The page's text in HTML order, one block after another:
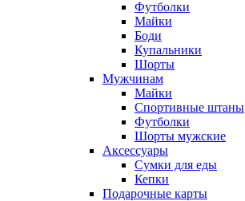
Футболки
Майки
Боди
Купальники
Шорты
Мужчинам
Майки
Спортивные штаны
Футболки
Шорты мужские
Аксессуары
Сумки для еды
Кепки
Подарочные карты